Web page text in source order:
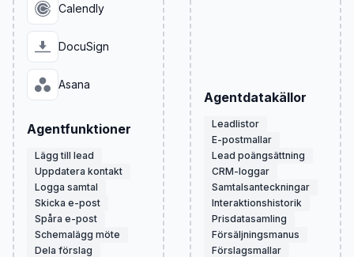
Calendly
DocuSign
Asana
Agentfunktioner
Lägg till lead
Uppdatera kontakt
Logga samtal
Skicka e-post
Spåra e-post
Schemalägg möte
Dela förslag
Agentdatakällor
Leadlistor
E-postmallar
Lead poängsättning
CRM-loggar
Samtalsanteckningar
Interaktionshistorik
Prisdatasamling
Försäljningsmanus
Förslagsmallar